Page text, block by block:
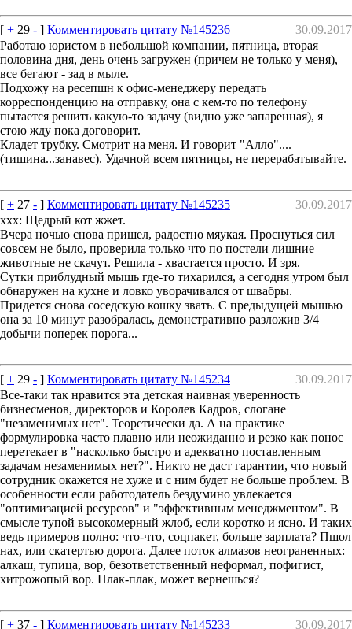
[ + 29 - ] Комментировать цитату №145236
30.09.2017
Работаю юристом в небольшой компании, пятница, вторая
половина дня, день очень загружен (причем не только у меня),
все бегают - зад в мыле.
Подхожу на ресепшн к офис-менеджеру передать
корреспонденцию на отправку, она с кем-то по телефону
пытается решить какую-то задачу (видно уже запаренная), я
стою жду пока договорит.
Кладет трубку. Смотрит на меня. И говорит "Алло"....
(тишина...занавес). Удачной всем пятницы, не перерабатывайте.
[ + 27 - ] Комментировать цитату №145235
30.09.2017
ххх: Щедрый кот жжет.
Вчера ночью снова пришел, радостно мяукая. Проснуться сил
совсем не было, проверила только что по постели лишние
животные не скачут. Решила - хвастается просто. И зря.
Сутки приблудный мышь где-то тихарился, а сегодня утром был
обнаружен на кухне и ловко уворачивался от швабры.
Придется снова соседскую кошку звать. С предыдущей мышью
она за 10 минут разобралась, демонстративно разложив 3/4
добычи поперек порога...
[ + 29 - ] Комментировать цитату №145234
30.09.2017
Все-таки так нравится эта детская наивная уверенность
бизнесменов, директоров и Королев Кадров, слогане
"незаменимых нет". Теоретически да. А на практике
формулировка часто плавно или неожиданно и резко как понос
перетекает в "насколько быстро и адекватно поставленным
задачам незаменимых нет?". Никто не даст гарантии, что новый
сотрудник окажется не хуже и с ним будет не больше проблем. В
особенности если работодатель бездумино увлекается
"оптимизацией ресурсов" и "эффективным менеджментом". В
смысле тупой высокомерный жлоб, если коротко и ясно. И таких
ведь примеров полно: что-что, соцпакет, больше зарплата? Пшол
нах, или скатертью дорога. Далее поток алмазов неограненных:
алкаш, тупица, вор, безответственный неформал, пофигист,
хитрожопый вор. Плак-плак, может вернешься?
[ + 37 - ] Комментировать цитату №145233
30.09.2017